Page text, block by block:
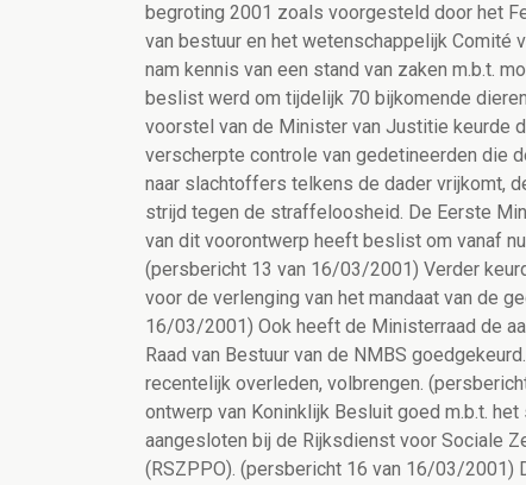
begroting 2001 zoals voorgesteld door het
van bestuur en het wetenschappelijk Comité
nam kennis van een stand van zaken m.b.t.
beslist werd om tijdelijk 70 bijkomende
voorstel van de Minister van Justitie keurde
verscherpte controle van gedetineerden die
naar slachtoffers telkens de dader vrijkomt,
strijd tegen de straffeloosheid. De Eerste
van dit voorontwerp heeft beslist om vanaf
(persbericht 13 van 16/03/2001) Verder
voor de verlenging van het mandaat van de
16/03/2001) Ook heeft de Ministerraad de
Raad van Bestuur van de NMBS
recentelijk overleden, volbrengen.
ontwerp van Koninklijk Besluit goed m.b.t.
aangesloten bij de Rijksdienst voor Sociale
(RSZPPO). (persbericht 16 van 16/03/2001)